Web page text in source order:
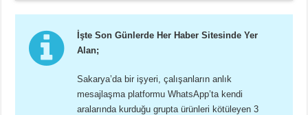
İşte Son Günlerde Her Haber Sitesinde Yer
Alan;
Sakarya’da bir işyeri, çalışanların anlık
mesajlaşma platformu WhatsApp’ta kendi
aralarında kurduğu grupta ürünleri kötüleyen 3